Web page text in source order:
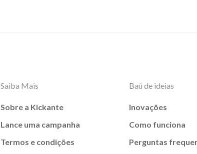
Saiba Mais
Sobre a Kickante
Lance uma campanha
Termos e condições
Baú de ideias
Inovações
Como funciona
Perguntas